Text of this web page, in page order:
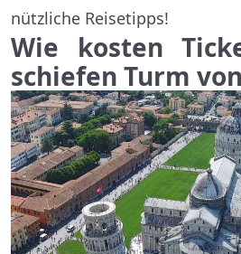
nützliche Reisetipps!
Wie kosten
schiefen Turm